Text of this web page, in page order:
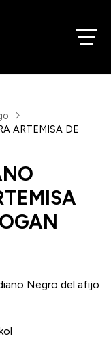
ARTEMISA DE
Negro del afijo